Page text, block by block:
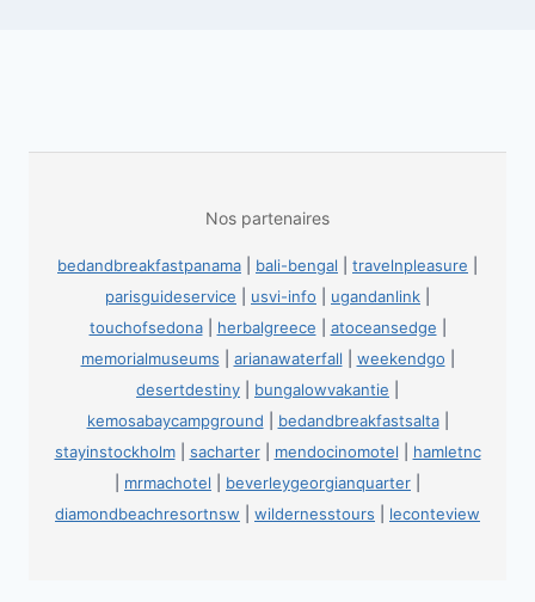
Nos partenaires
bedandbreakfastpanama bali-bengal travelnpleasure
parisguideservice
usvi-info ugandanlink
touchofsedona| herbalgreece atoceansedge
memorialmuseums
arianawaterfall weekendgo
desertdestiny
bungalowvakantie
kemosabaycampground
bedandbreakfastsalta|
stayinstockholm| sacharter| mendocinomotel
hamletnc
mrmachotel beverleygeorgianquarter
diamondbeachresortnsw
wildernesstours leconteview